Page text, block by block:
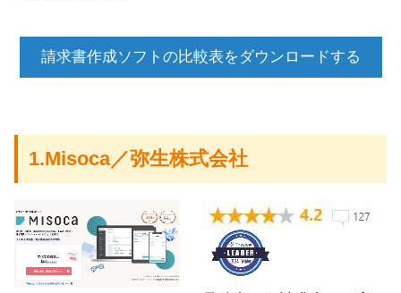
請求書作成ソフトの比較表をダウンロードする
1.Misoca／弥生株式会社